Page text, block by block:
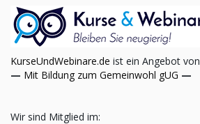
KurseUndWebinare.de ist ein Angebot von
— Mit Bildung zum Gemeinwohl gUG —
Wir sind Mitglied im: